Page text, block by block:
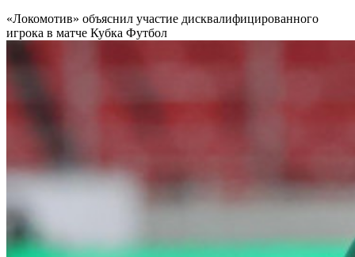
«Локомотив» объяснил участие дисквалифицированного
игрока в матче Кубка Футбол